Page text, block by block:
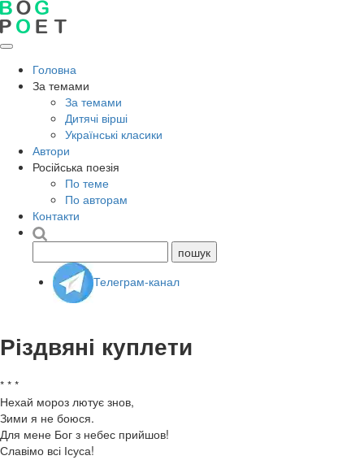
Головна
За темами
За темами
Дитячі вірші
Українські класики
Автори
Російська поезія
По теме
По авторам
Контакти
Телеграм-канал
Різдвяні куплети
* * *
Нехай мороз лютує знов,
Зими я не боюся.
Для мене Бог з небес прийшов!
Славімо всі Ісуса!